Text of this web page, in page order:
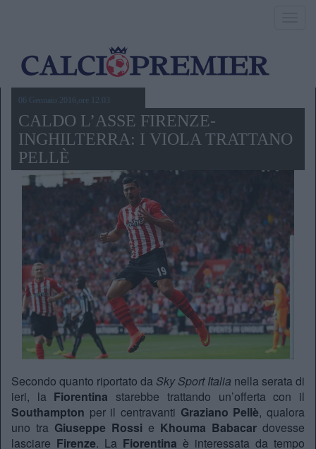
06 Gennaio 2016,ore 12.03
CALDO L’ASSE FIRENZE-
INGHILTERRA: I VIOLA TRATTANO
PELLÈ
Secondo quanto riportato da Sky Sport Italia nella serata di
ieri, la Fiorentina starebbe trattando un’offerta con il
Southampton per il centravanti Graziano Pellè, qualora
uno tra Giuseppe Rossi e Khouma Babacar dovesse
lasciare Firenze. La Fiorentina è interessata da tempo